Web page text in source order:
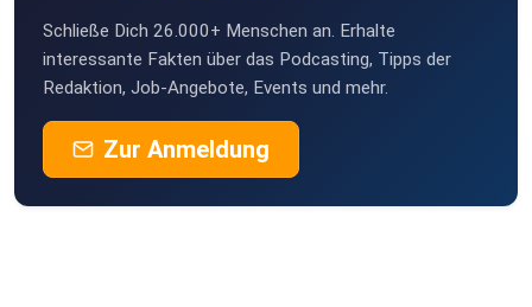
Schließe Dich 26.000+ Menschen an. Erhalte
interessante Fakten über das Podcasting, Tipps der
Redaktion, Job-Angebote, Events und mehr.
Zur Anmeldung